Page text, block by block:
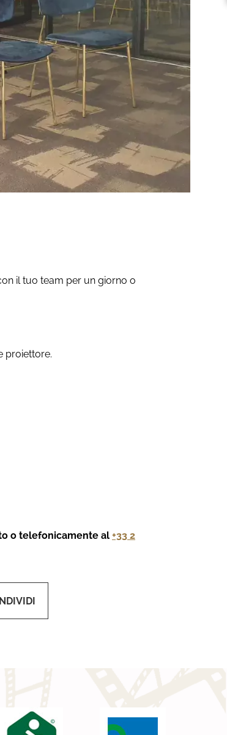
il tuo team per un giorno o
proiettore.
o telefonicamente al +33 2